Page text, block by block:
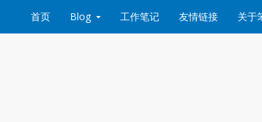
首页 Blog 工作笔记 友情链接 关于